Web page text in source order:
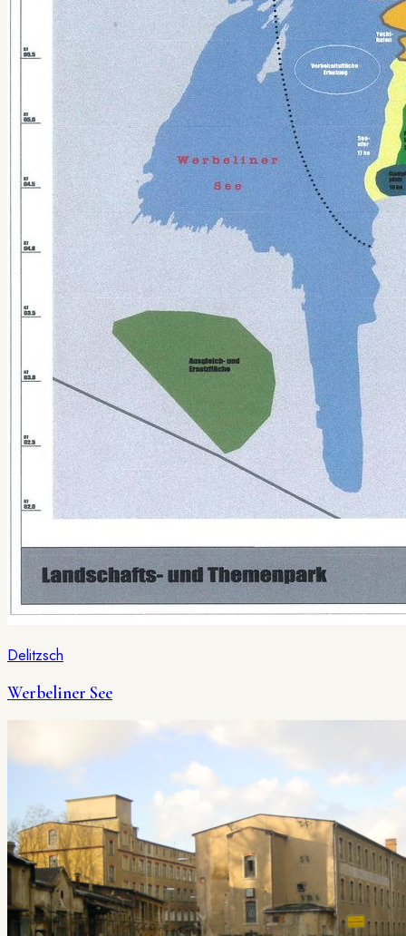
Delitzsch
Werbeliner See